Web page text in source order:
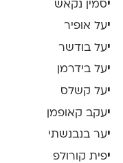
יסמין נקאש
יעל אופיר
יעל בודשר
יעל בידרמן
יעל קשלס
יעקב קאופמן
יער בנבנשתי
יפית קורולפ